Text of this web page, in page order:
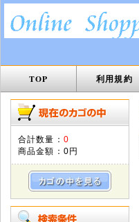
TOP 利用規約
合計数量： 0
商品金額： 0円